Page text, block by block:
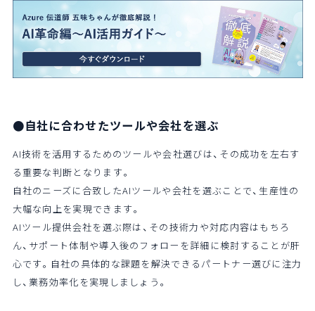
●自社に合わせたツールや会社を選ぶ
AI技術を活用するためのツールや会社選びは、その成功を左右す
る重要な判断となります。
自社のニーズに合致したAIツールや会社を選ぶことで、生産性の
大幅な向上を実現できます。
AIツール提供会社を選ぶ際は、その技術力や対応内容はもちろ
ん、サポート体制や導入後のフォローを詳細に検討することが肝
心です。自社の具体的な課題を解決できるパートナー選びに注力
し、業務効率化を実現しましょう。